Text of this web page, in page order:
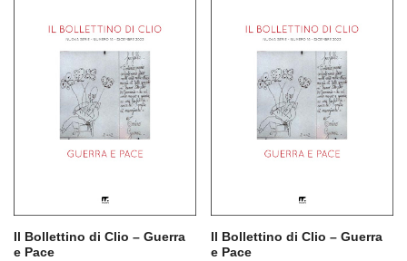
Il Bollettino di Clio – Guerra
e Pace
Il Bollettino di Clio – Guerra
e Pace